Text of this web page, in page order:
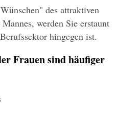
des attraktiven
werden Sie erstaunt
hingegen ist.
Frauen sind häufiger